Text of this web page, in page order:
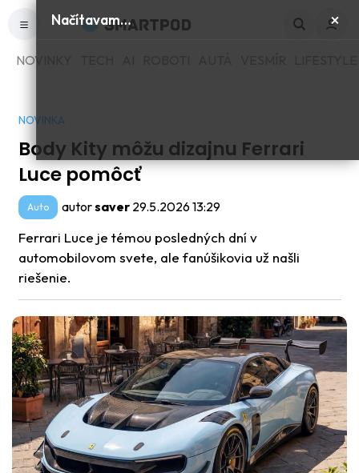
Načítavam… ×
NOVINKY
NOVINKA
Body Kity môžu dizajnu Ferrari
Luce pomôcť
Auto autorsaver29.5.2026 13:29
Ferrari Luce je témou posledných dní v
automobilovom svete, ale fanúšikovia už našli
riešenie.